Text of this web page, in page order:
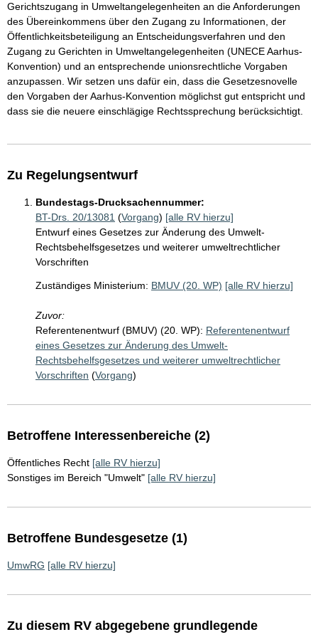
Gerichtszugang in Umweltangelegenheiten an die Anforderungen
des Übereinkommens über den Zugang zu Informationen, der
Öffentlichkeitsbeteiligung an Entscheidungsverfahren und den
Zugang zu Gerichten in Umweltangelegenheiten (UNECE Aarhus-
Konvention) und an entsprechende unionsrechtliche Vorgaben
anzupassen. Wir setzen uns dafür ein, dass die Gesetzesnovelle
den Vorgaben der Aarhus-Konvention möglichst gut entspricht und
dass sie die neuere einschlägige Rechtssprechung berücksichtigt.
Zu Regelungsentwurf
Bundestags-Drucksachennummer:
BT-Drs. 20/13081 (Vorgang) [alle RV hierzu]
Entwurf eines Gesetzes zur Änderung des Umwelt-
Rechtsbehelfsgesetzes und weiterer umweltrechtlicher
Vorschriften
Zuständiges Ministerium: BMUV (20. WP) [alle RV hierzu]
Zuvor:
Referentenentwurf (BMUV) (20. WP): Referentenentwurf
eines Gesetzes zur Änderung des Umwelt-
Rechtsbehelfsgesetzes und weiterer umweltrechtlicher
Vorschriften (Vorgang)
Betroffene Interessenbereiche (2)
Öffentliches Recht [alle RV hierzu]
Sonstiges im Bereich "Umwelt" [alle RV hierzu]
Betroffene Bundesgesetze (1)
UmwRG [alle RV hierzu]
Zu diesem RV abgegebene grundlegende